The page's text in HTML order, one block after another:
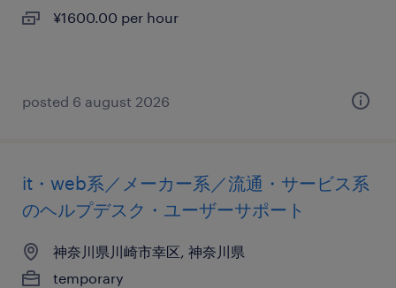
¥1600.00 per hour
posted 6 august 2026
it・web系／メーカー系／流通・サービス系
のヘルプデスク・ユーザーサポート
神奈川県川崎市幸区, 神奈川県
temporary